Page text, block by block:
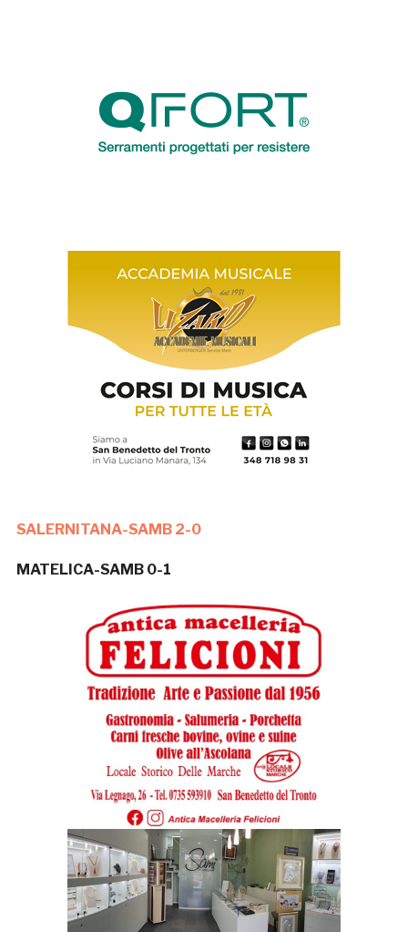
SALERNITANA-SAMB 2-0
MATELICA-SAMB 0-1